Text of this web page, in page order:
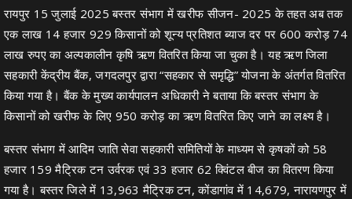
रायपुर 15 जुलाई 2025 बस्तर संभाग में खरीफ सीजन- 2025 के तहत अब तक
एक लाख 14 हजार 929 किसानों को शून्य प्रतिशत ब्याज दर पर 600 करोड़ 74
लाख रुपए का अल्पकालीन कृषि ऋण वितरित किया जा चुका है। यह ऋण जिला
सहकारी केंद्रीय बैंक, जगदलपुर द्वारा “सहकार से समृद्धि” योजना के अंतर्गत वितरित
किया गया है। बैंक के मुख्य कार्यपालन अधिकारी ने बताया कि बस्तर संभाग के
किसानों को खरीफ के लिए 950 करोड़ का ऋण वितरित किए जाने का लक्ष्य है।
बस्तर संभाग में आदिम जाति सेवा सहकारी समितियों के माध्यम से कृषकों को 58
हजार 159 मैट्रिक टन उर्वरक एवं 33 हजार 62 क्विंटल बीज का वितरण किया
गया है। बस्तर जिले में 13,963 मैट्रिक टन, कोंडागांव में 14,679, नारायणपुर में